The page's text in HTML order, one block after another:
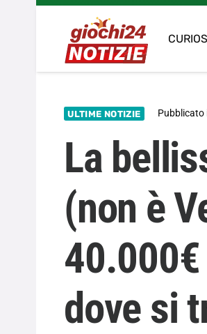
ULTIME NOTIZIE Pubblicato
La
(non è
dove si